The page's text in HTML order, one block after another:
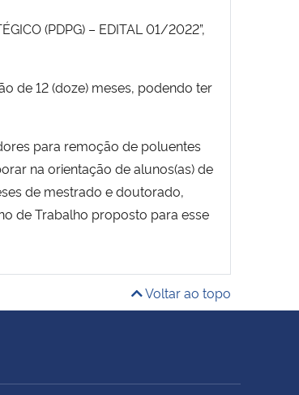
(PDPG) – EDITAL 01/2022”,
de 12 (doze) meses, podendo ter
para remoção de poluentes
na orientação de alunos(as) de
de mestrado e doutorado,
de Trabalho proposto para esse
Voltar ao topo